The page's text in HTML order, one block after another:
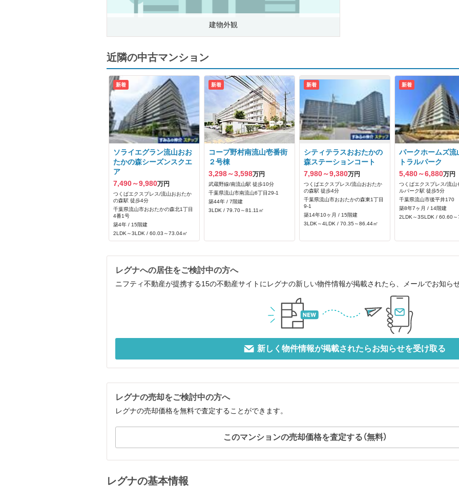
建物外観
近隣の中古マンション
新着
ソライエグラン流山おお
たかの森シーズンスクエ
ア
7,490～9,980万円
つくばエクスプレス/流山おおたか
の森駅 徒歩4分
千葉県流山市おおたかの森北1丁目
4番1号
築4年 / 15階建
2LDK～3LDK / 60.03～73.04㎡
新着
コープ野村南流山壱番街
２号棟
3,298～3,598万円
武蔵野線/南流山駅 徒歩10分
千葉県流山市南流山6丁目29-1
築44年 / 7階建
3LDK / 79.70～81.11㎡
新着
シティテラスおおたかの
森ステーションコート
7,980～9,380万円
つくばエクスプレス/流山おおたか
の森駅 徒歩4分
千葉県流山市おおたかの森東1丁目
9-1
築14年10ヶ月 / 15階建
3LDK～4LDK / 70.35～86.44㎡
新着
パークホームズ流
トラルパーク
5,480～6,880万円
つくばエクスプレス/流山
ルパーク駅 徒歩5分
千葉県流山市後平井170
築8年7ヶ月 / 14階建
2LDK～3SLDK / 60.60～
レグナへの居住をご検討中の方へ
ニフティ不動産が提携する15の不動産サイトにレグナの新しい物件情報が掲載されたら、メールでお知ら
新しく物件情報が掲載されたらお知らせを受け取る
レグナの売却をご検討中の方へ
レグナの売却価格を無料で査定することができます。
このマンションの売却価格を査定する（無料）
レグナの基本情報